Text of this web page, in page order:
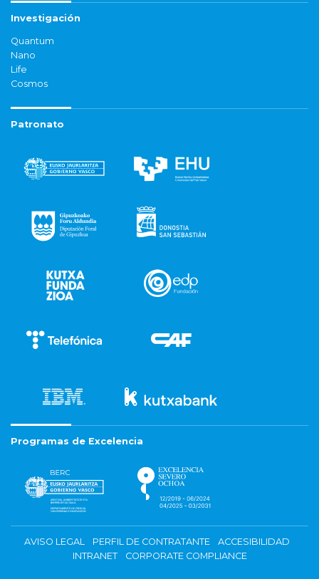
Investigación
Quantum
Nano
Life
Cosmos
Patronato
Programas de Excelencia
AVISO LEGAL PERFIL DE CONTRATANTE
ACCESIBILIDAD
INTRANET
CORPORATE COMPLIANCE